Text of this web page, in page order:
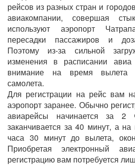
рейсов из разных стран и
авиакомпании, совершая
используют аэропорт
пересадки пассажиров и
Поэтому из-за сильной
изменения в расписании
внимание на время вылета
самолета.
Для регистрации на рейс вам
аэропорт заранее. Обычно
авиарейсы начинается за
заканчивается за 40 минут, а
часа 30 минут до вылета,
Приобретая электронный
регистрацию вам потребуется